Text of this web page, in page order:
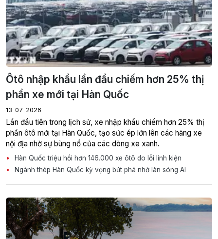
Ôtô nhập khẩu lần đầu chiếm hơn 25% thị
phần xe mới tại Hàn Quốc
13-07-2026
Lần đầu tiên trong lịch sử, xe nhập khẩu chiếm hơn 25% thị
phần ôtô mới tại Hàn Quốc, tạo sức ép lớn lên các hãng xe
nội địa nhờ sự bùng nổ của các dòng xe xanh.
Hàn Quốc triệu hồi hơn 146.000 xe ôtô do lỗi linh kiện
Ngành thép Hàn Quốc kỳ vọng bứt phá nhờ làn sóng AI